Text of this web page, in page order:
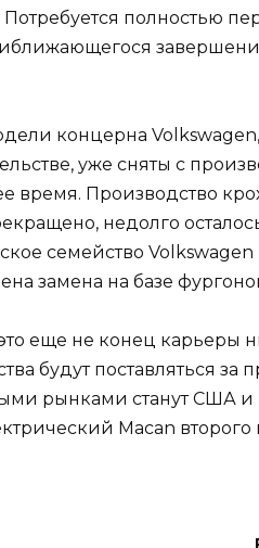
Потребуется полностью
концерна
уже сняты с
время. Производство
недолго
семейство Volkswagen
замена на базе
еще не конец карьеры
будут поставляться
рынками станут США и
Macan второго